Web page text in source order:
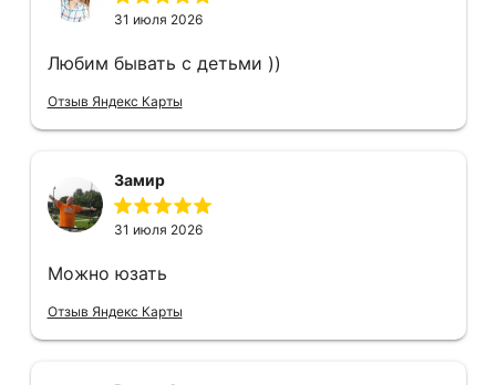
31 июля 2026
Любим бывать с детьми ))
Отзыв Яндекс Карты
Замир
31 июля 2026
Можно юзать
Отзыв Яндекс Карты